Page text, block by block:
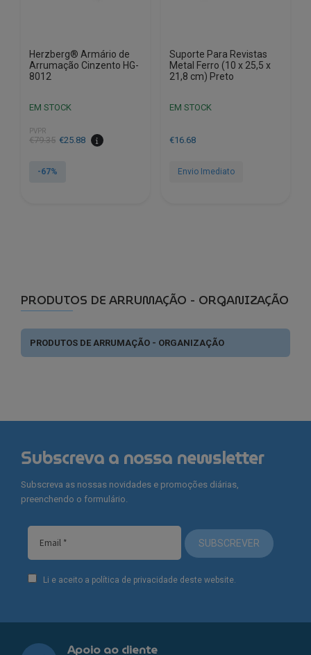
Herzberg® Armário de
Arrumação Cinzento HG-
8012
EM STOCK
PVPR
€79.35
O
original
€25.88
O
atual
-67%
Suporte Para Revistas
Metal Ferro (10 x 25,5 x
21,8 cm) Preto
EM STOCK
€16.68
Envio Imediato
PRODUTOS DE ARRUMAÇÃO - ORGANIZAÇÃO
PRODUTOS DE ARRUMAÇÃO - ORGANIZAÇÃO
Subscreva a nossa newsletter
Subscreva as nossas novidades e promoções diárias,
preenchendo o formulário.
SUBSCREVER
Li e aceito a política de privacidade deste website.
Apoio ao cliente